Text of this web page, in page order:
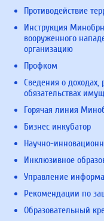
Противодействие
Инструкция
вооруженного
организацию
Профком
Сведения о доходах,
обязательствах
Горячая линия
Бизнес инкубатор
Научно-
Инклюзивное
Управление
Рекомендации по
Образовательный